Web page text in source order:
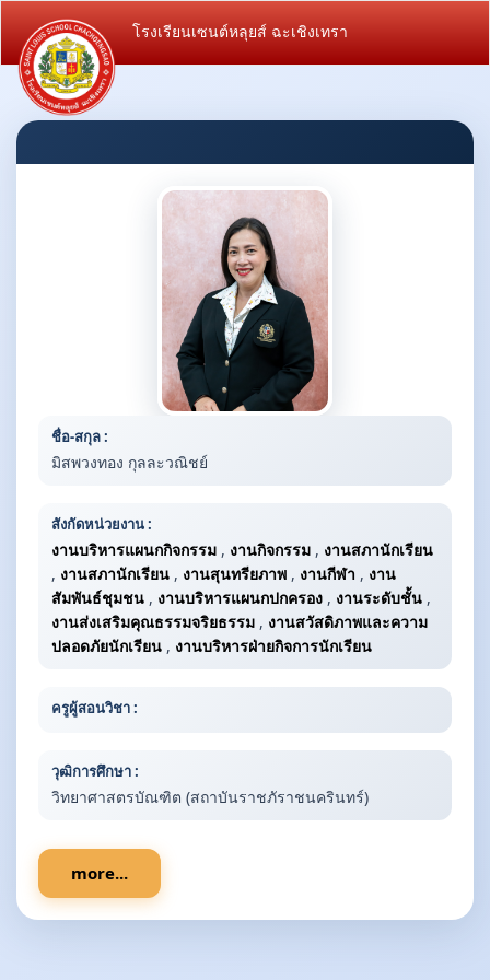
โรงเรียนเซนต์หลุยส์ ฉะเชิงเทรา
ชื่อ-สกุล :
มิสพวงทอง กุลละวณิชย์
สังกัดหน่วยงาน :
งานบริหารแผนกกิจกรรม , งานกิจกรรม , งานสภานักเรียน
, งานสภานักเรียน , งานสุนทรียภาพ , งานกีฬา , งาน
สัมพันธ์ชุมชน , งานบริหารแผนกปกครอง , งานระดับชั้น ,
งานส่งเสริมคุณธรรมจริยธรรม , งานสวัสดิภาพและความ
ปลอดภัยนักเรียน , งานบริหารฝ่ายกิจการนักเรียน
ครูผู้สอนวิชา :
วุฒิการศึกษา :
วิทยาศาสตรบัณฑิต (สถาบันราชภัราชนครินทร์)
more...